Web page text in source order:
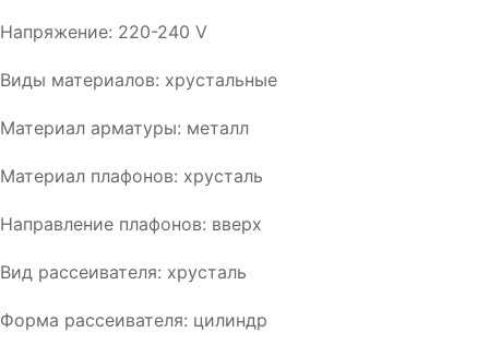
Напряжение: 220-240 V
Виды материалов: хрустальные
Материал арматуры: металл
Материал плафонов: хрусталь
Направление плафонов: вверх
Вид рассеивателя: хрусталь
Форма рассеивателя: цилиндр